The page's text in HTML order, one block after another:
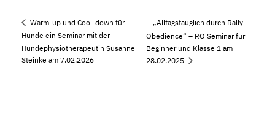
Warm-up und Cool-down für
Hunde ein Seminar mit der
Hundephysiotherapeutin Susanne
Steinke am 7.02.2026
„Alltagstauglich durch Rally
Obedience“ – RO Seminar für
Beginner und Klasse 1 am
28.02.2025